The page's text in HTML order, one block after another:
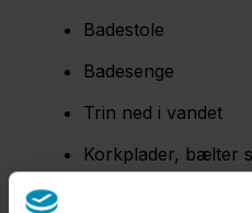
Badestole
Badesenge
Trin ned i vandet
Korkplader, bælter